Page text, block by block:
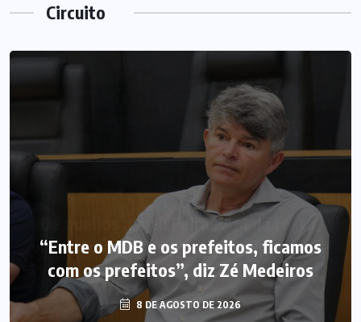
Circuito
“Entre o MDB e os prefeitos, ficamos
com os prefeitos”, diz Zé Medeiros
8 DE AGOSTO DE 2026